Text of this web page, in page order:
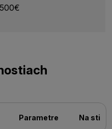
Parametre Na